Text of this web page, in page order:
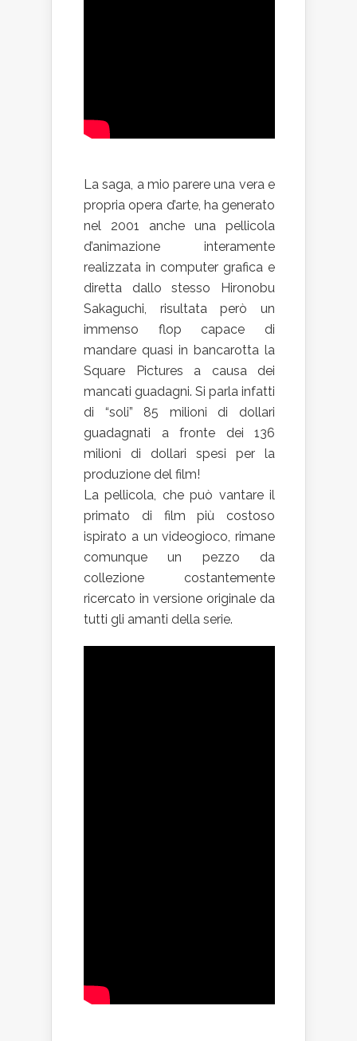
La saga, a mio parere una vera e
propria opera d’arte, ha generato
nel 2001 anche una pellicola
d’animazione interamente
realizzata in computer grafica e
diretta dallo stesso Hironobu
Sakaguchi, risultata però un
immenso flop capace di
mandare quasi in bancarotta la
Square Pictures a causa dei
mancati guadagni. Si parla infatti
di “soli” 85 milioni di dollari
guadagnati a fronte dei 136
milioni di dollari spesi per la
produzione del film!
La pellicola, che può vantare il
primato di film più costoso
ispirato a un videogioco, rimane
comunque un pezzo da
collezione costantemente
ricercato in versione originale da
tutti gli amanti della serie.